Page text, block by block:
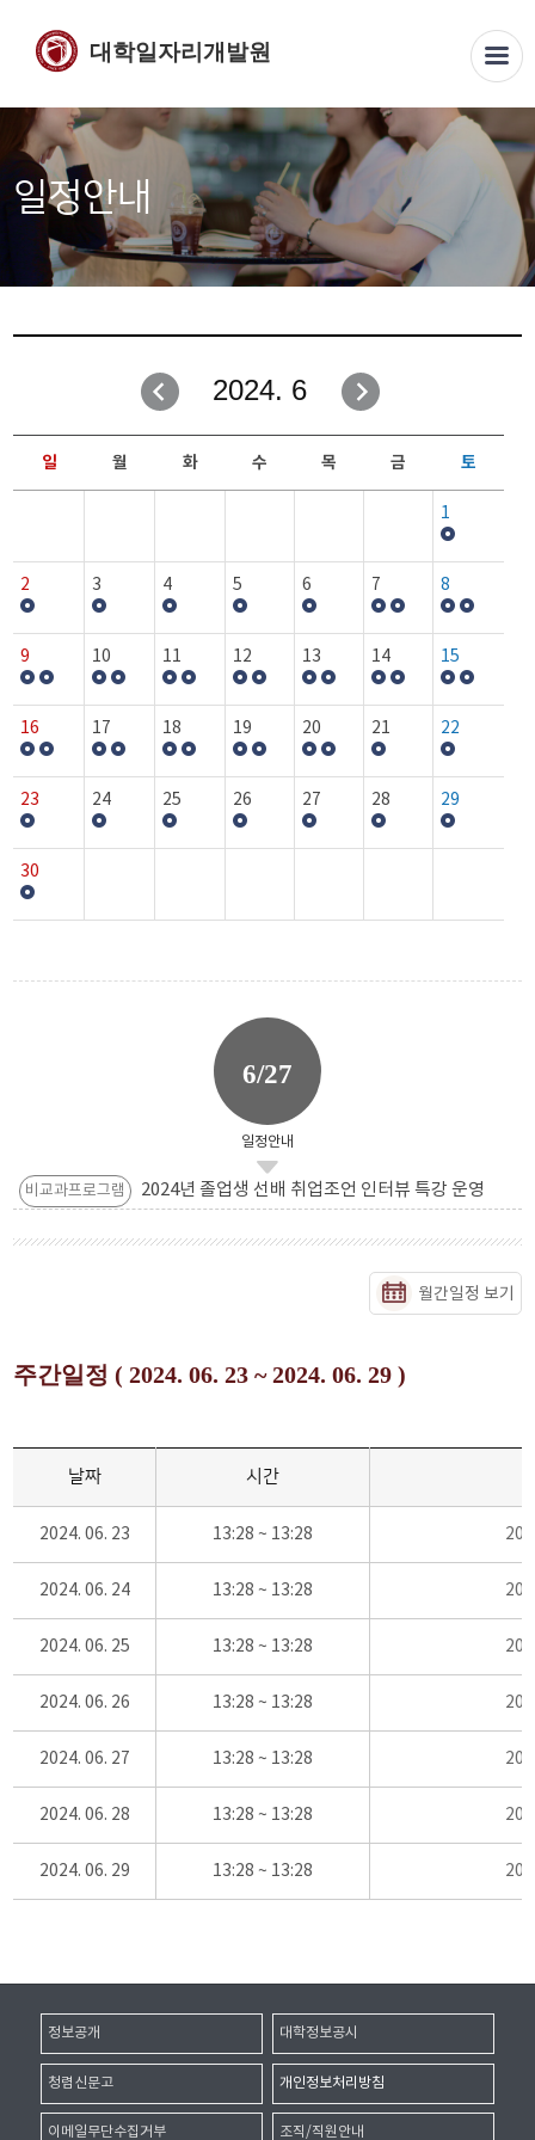
대학일자리개발원
일정안내
2024. 6
일 월 화 수 목 금 토
1
2 3 4 5 6 7 8
9 10 11 12 13 14 15
16 17 18 19 20 21 22
23 24 25 26 27 28 29
30
6/27
일정안내
비교과프로그램 2024년 졸업생 선배 취업조언 인터뷰 특강 운영
월간일정 보기
주간일정 ( 2024. 06. 23 ~ 2024. 06. 29 )
날짜 시간
2024. 06. 23 13:28 ~ 13:28
2024. 06. 24 13:28 ~ 13:28
2024. 06. 25 13:28 ~ 13:28
2024. 06. 26 13:28 ~ 13:28
2024. 06. 27 13:28 ~ 13:28
2024. 06. 28 13:28 ~ 13:28
2024. 06. 29 13:28 ~ 13:28
정보공개 대학정보공시
청렴신문고 개인정보처리방침
이메일무단수집거부 조직/직원안내